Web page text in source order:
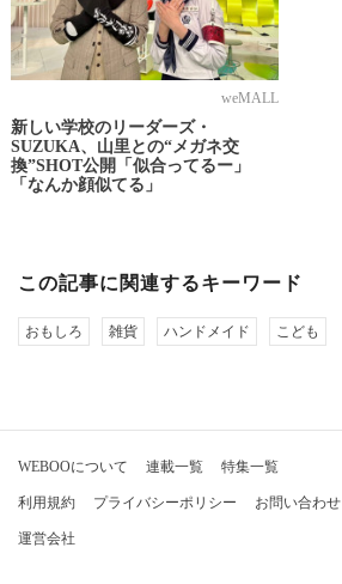
weMALL
新しい学校のリーダーズ・
SUZUKA、山里との“メガネ交
換”SHOT公開「似合ってるー」
「なんか顔似てる」
この記事に関連するキーワード
おもしろ 雑貨 ハンドメイド こども
WEBOOについて 連載一覧 特集一覧
利用規約 プライバシーポリシー お問い合わせ
運営会社